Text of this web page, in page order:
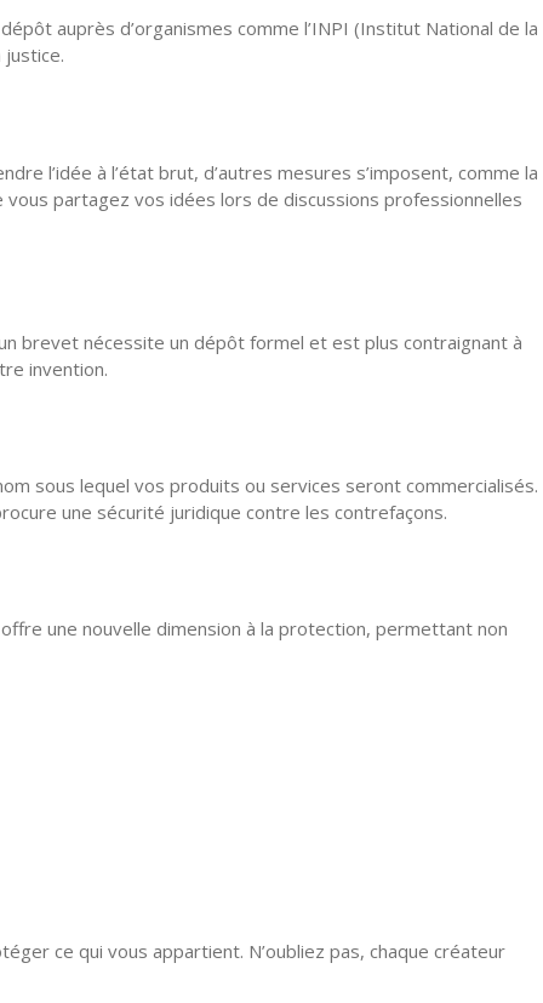
auprès d’organismes comme l’INPI (Institut National de la
l’idée à l’état brut, d’autres mesures s’imposent, comme la
partagez vos idées lors de discussions professionnelles
brevet nécessite un dépôt formel et est plus contraignant à
invention.
sous lequel vos produits ou services seront commercialisés.
une sécurité juridique contre les contrefaçons.
une nouvelle dimension à la protection, permettant non
ce qui vous appartient. N’oubliez pas, chaque créateur